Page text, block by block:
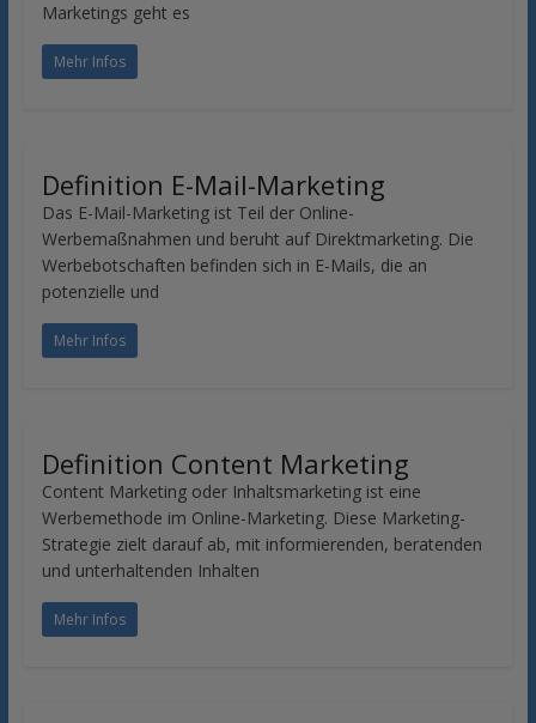
Marketings geht es
Mehr Infos
Definition E-Mail-Marketing
Das E-Mail-Marketing ist Teil der Online-
Werbemaßnahmen und beruht auf Direktmarketing. Die
Werbebotschaften befinden sich in E-Mails, die an
potenzielle und
Mehr Infos
Definition Content Marketing
Content Marketing oder Inhaltsmarketing ist eine
Werbemethode im Online-Marketing. Diese Marketing-
Strategie zielt darauf ab, mit informierenden, beratenden
und unterhaltenden Inhalten
Mehr Infos